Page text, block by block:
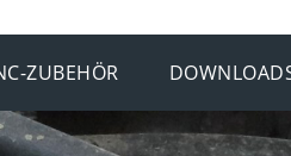
ZUBEHÖR